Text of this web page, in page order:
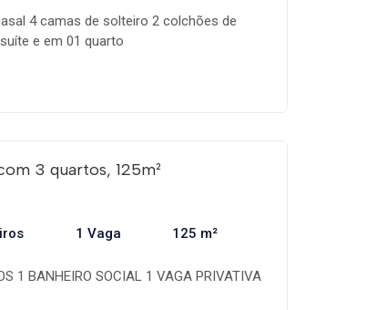
4 camas de solteiro 2 colchões de
e em 01 quarto
3 quartos, 125m²
1 Vaga 125 m²
1 BANHEIRO SOCIAL 1 VAGA PRIVATIVA